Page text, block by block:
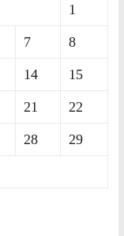
1
7 8
14 15
21 22
28 29